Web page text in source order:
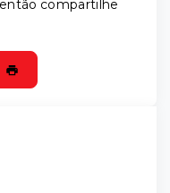
compartilhe